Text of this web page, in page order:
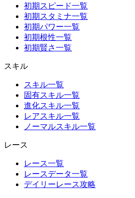
初期スピード一覧
初期スタミナ一覧
初期パワー一覧
初期根性一覧
初期賢さ一覧
スキル
スキル一覧
固有スキル一覧
進化スキル一覧
レアスキル一覧
ノーマルスキル一覧
レース
レース一覧
レースデータ一覧
デイリーレース攻略